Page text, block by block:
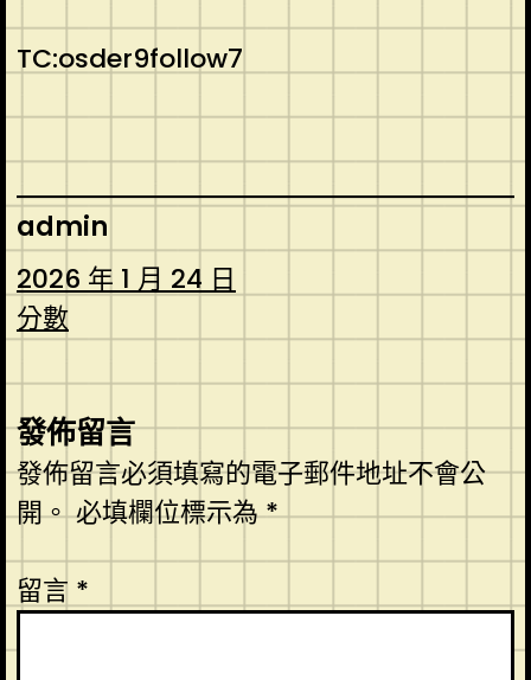
TC:osder9follow7
admin
2026 年 1 月 24 日
分數
發佈留言
發佈留言必須填寫的電子郵件地址不會公
開。必填欄位標示為*
留言 *